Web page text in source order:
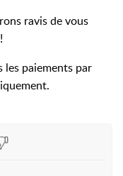
ravis de vous
les paiements par